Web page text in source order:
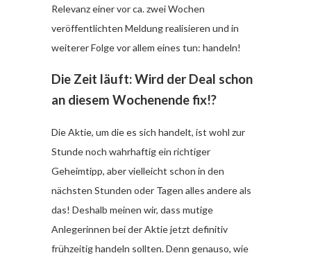
Relevanz einer vor ca. zwei Wochen
veröffentlichten Meldung realisieren und in
weiterer Folge vor allem eines tun: handeln!
Die Zeit läuft: Wird der Deal schon
an diesem Wochenende fix!?
Die Aktie, um die es sich handelt, ist wohl zur
Stunde noch wahrhaftig ein richtiger
Geheimtipp, aber vielleicht schon in den
nächsten Stunden oder Tagen alles andere als
das! Deshalb meinen wir, dass mutige
Anlegerinnen bei der Aktie jetzt definitiv
frühzeitig handeln sollten. Denn genauso, wie